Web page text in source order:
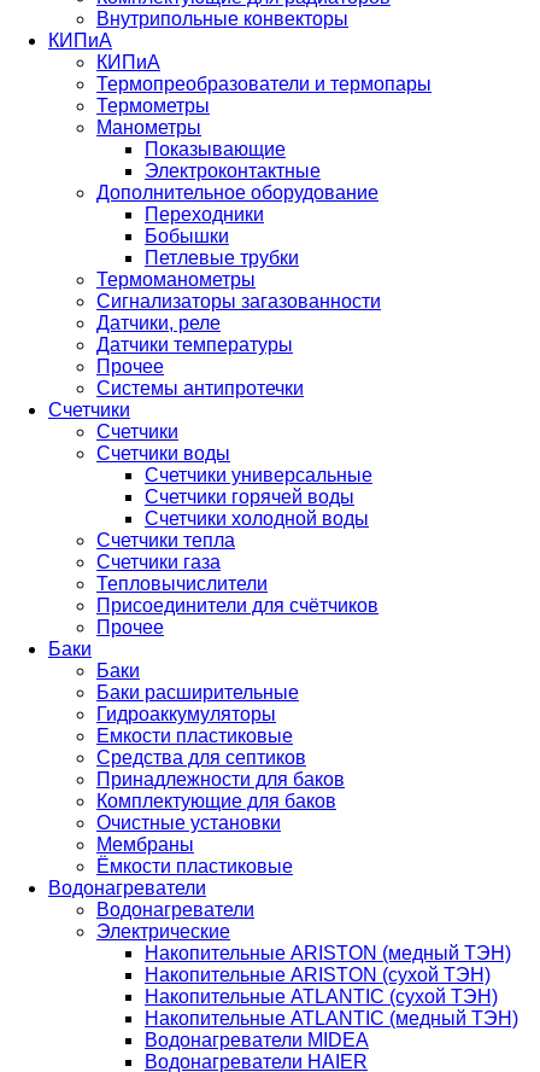
Внутрипольные конвекторы
КИПиА
КИПиА
Термопреобразователи и термопары
Термометры
Манометры
Показывающие
Электроконтактные
Дополнительное оборудование
Переходники
Бобышки
Петлевые трубки
Термоманометры
Сигнализаторы загазованности
Датчики, реле
Датчики температуры
Прочее
Системы антипротечки
Счетчики
Счетчики
Счетчики воды
Счетчики универсальные
Счетчики горячей воды
Счетчики холодной воды
Счетчики тепла
Счетчики газа
Тепловычислители
Присоединители для счётчиков
Прочее
Баки
Баки
Баки расширительные
Гидроаккумуляторы
Емкости пластиковые
Средства для септиков
Принадлежности для баков
Комплектующие для баков
Очистные установки
Мембраны
Ёмкости пластиковые
Водонагреватели
Водонагреватели
Электрические
Накопительные ARISTON (медный ТЭН)
Накопительные ARISTON (сухой ТЭН)
Накопительные ATLANTIC (сухой ТЭН)
Накопительные ATLANTIC (медный ТЭН)
Водонагреватели MIDEA
Водонагреватели HAIER